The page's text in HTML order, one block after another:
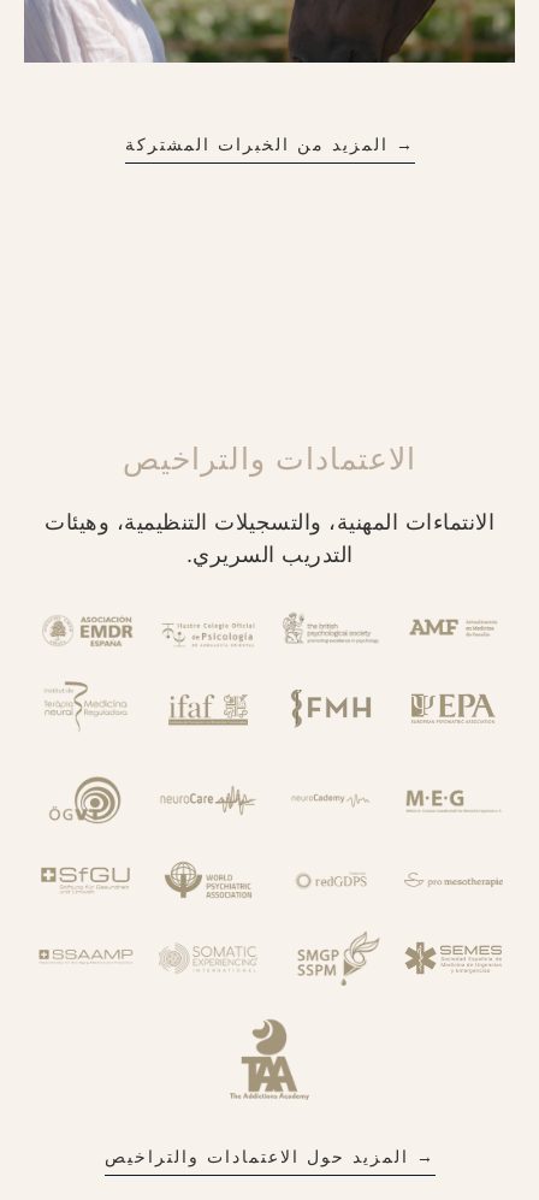
→ المزيد من الخبرات المشتركة
الاعتمادات والتراخيص
الانتماءات المهنية، والتسجيلات التنظيمية، وهيئات
التدريب السريري.
→ المزيد حول الاعتمادات والتراخيص